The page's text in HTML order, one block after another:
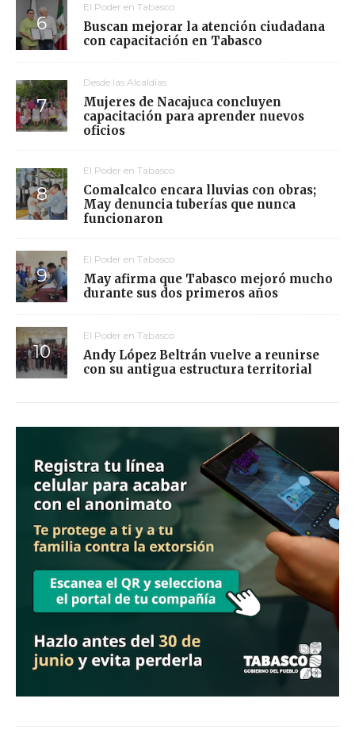
El Poder en Tabasco
Buscan mejorar la atención ciudadana
con capacitación en Tabasco
Desde las Alcaldías
Mujeres de Nacajuca concluyen
capacitación para aprender nuevos
oficios
El Poder en Tabasco
Comalcalco encara lluvias con obras;
May denuncia tuberías que nunca
funcionaron
El Poder en Tabasco
May afirma que Tabasco mejoró mucho
durante sus dos primeros años
El Poder en Tabasco
Andy López Beltrán vuelve a reunirse
con su antigua estructura territorial